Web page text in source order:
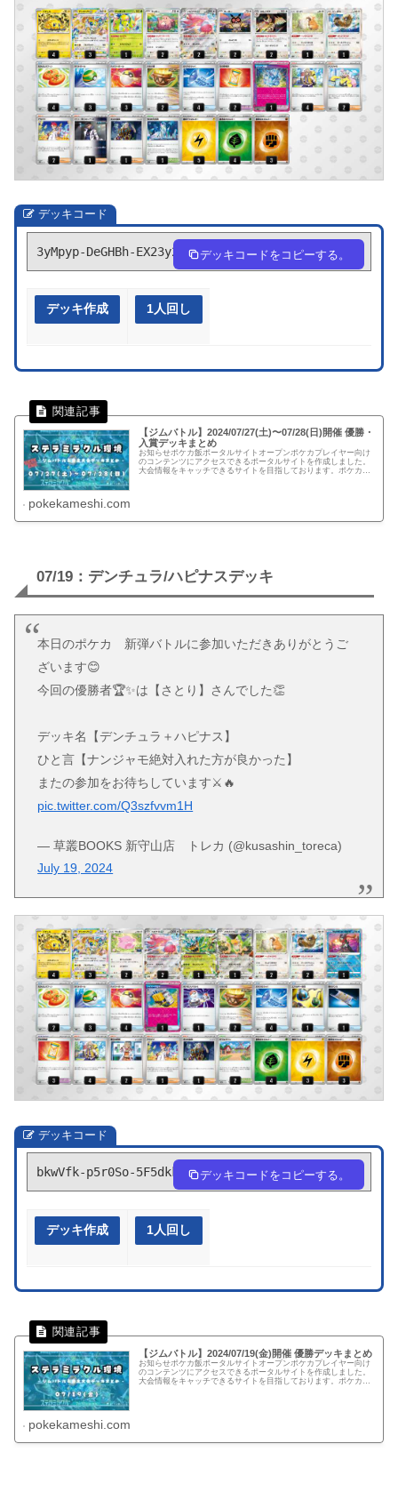
デッキコード
3yMpyp-DeGHBh-EX23y2 デッキコードをコピーする。
デッキ作成 1人回し
【ジムバトル】2024/07/27(土)〜07/28(日)開催 優勝・
入賞デッキまとめ
お知らせポケカ飯ポータルサイトオープンポケカプレイヤー向け
のコンテンツにアクセスできるポータルサイトを作成しました。
大会情報をキャッチできるサイトを目指しております。ポケカ飯
pokekameshi.com
07/19：デンチュラ/ハピナスデッキ
本日のポケカ 新弾バトルに参加いただきありがとうご
ざいます😊
今回の優勝者🏆✨は【さとり】さんでした👏
デッキ名【デンチュラ＋ハピナス】
ひと言【ナンジャモ絶対入れた方が良かった】
またの参加をお待ちしています⚔️🔥
pic.twitter.com/Q3szfvvm1H
— 草叢BOOKS 新守山店 トレカ (@kusashin_toreca)
July 19, 2024
デッキコード
bkwVfk-p5r0So-5F5dkk デッキコードをコピーする。
デッキ作成 1人回し
【ジムバトル】2024/07/19(金)開催 優勝デッキまとめ
お知らせポケカ飯ポータルサイトオープンポケカプレイヤー向け
のコンテンツにアクセスできるポータルサイトを作成しました。
大会情報をキャッチできるサイトを目指しております。ポケカ飯
pokekameshi.com